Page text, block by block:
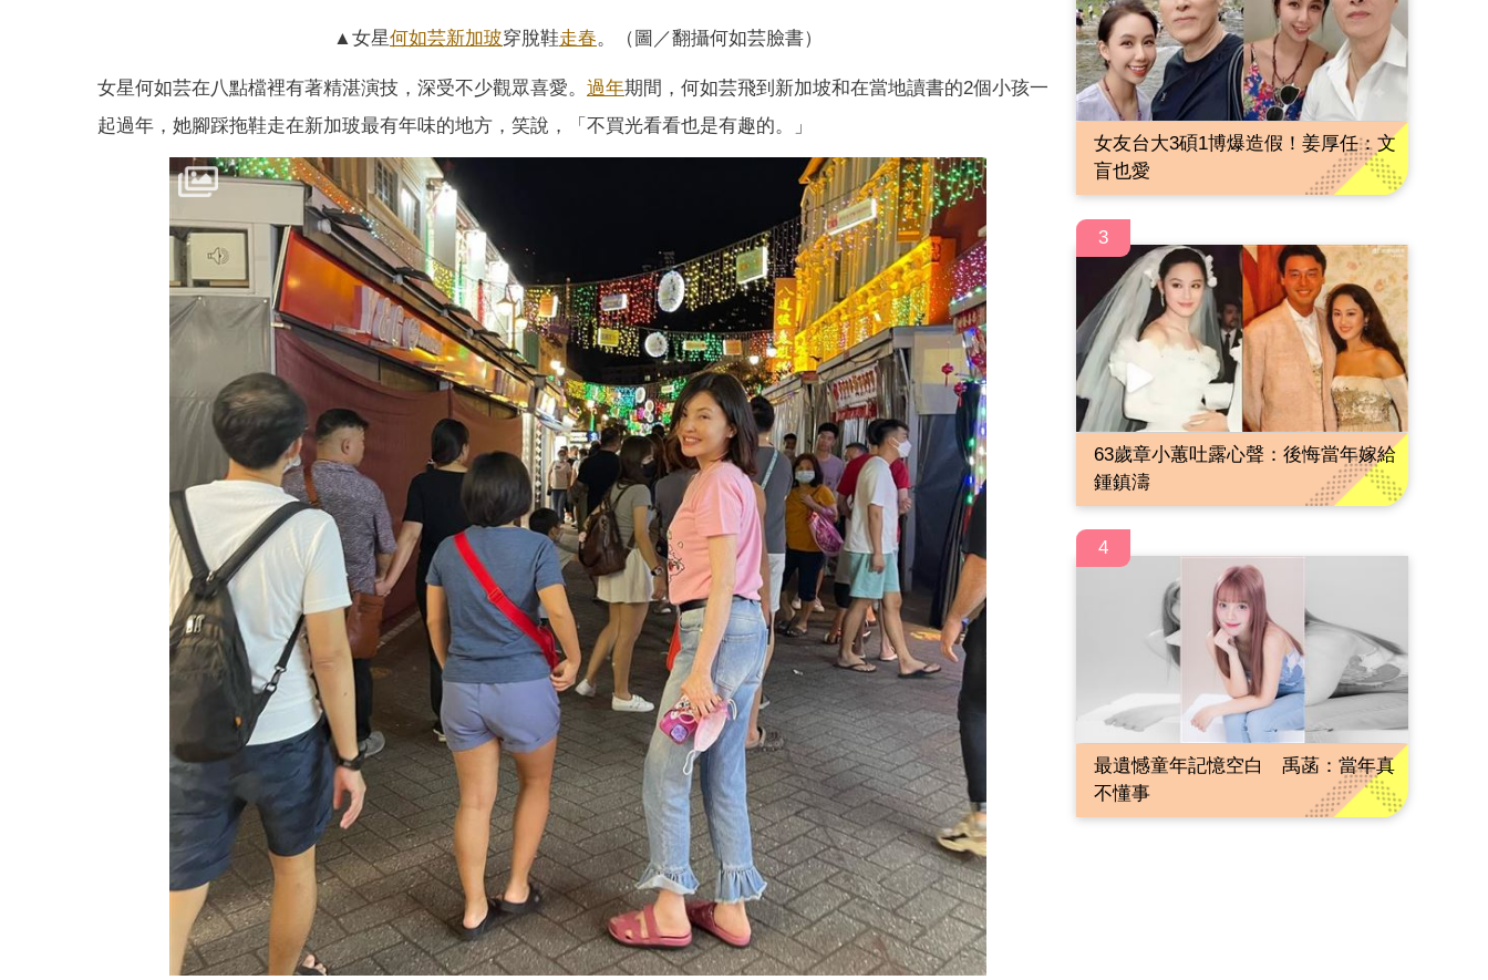
▲女星何如芸新加玻穿脫鞋走春。（圖／翻攝何如芸臉書）
女星何如芸在八點檔裡有著精湛演技，深受不少觀眾喜愛。 過年期間，何如芸飛到新加坡和在當地讀書的2個小孩一
起過年，她腳踩拖鞋走在新加玻最有年味的地方，笑說，「不買光看看也是有趣的。」
女友台大3碩1博爆造假！姜厚任：文
盲也愛
3
63歲章小蕙吐露心聲：後悔當年嫁給
鍾鎮濤
4
最遺憾童年記憶空白 禹菡：當年真
不懂事